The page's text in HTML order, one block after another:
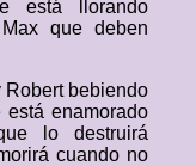
está llorando
que deben
Robert bebiendo
enamorado
lo destruirá
cuando no